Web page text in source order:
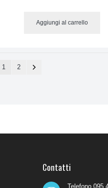
Aggiungi al carrello
1 2
Contatti
Telefono 095